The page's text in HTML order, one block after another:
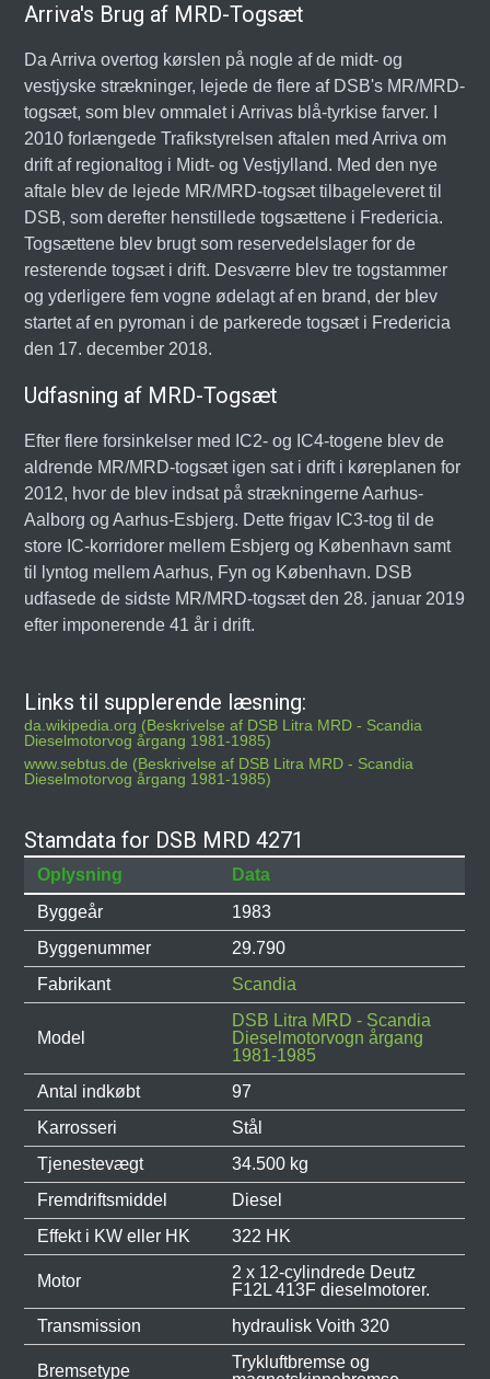
Arriva's Brug af MRD-Togsæt
Da Arriva overtog kørslen på nogle af de midt- og
vestjyske strækninger, lejede de flere af DSB's MR/MRD-
togsæt, som blev ommalet i Arrivas blå-tyrkise farver. I
2010 forlængede Trafikstyrelsen aftalen med Arriva om
drift af regionaltog i Midt- og Vestjylland. Med den nye
aftale blev de lejede MR/MRD-togsæt tilbageleveret til
DSB, som derefter henstillede togsættene i Fredericia.
Togsættene blev brugt som reservedelslager for de
resterende togsæt i drift. Desværre blev tre togstammer
og yderligere fem vogne ødelagt af en brand, der blev
startet af en pyroman i de parkerede togsæt i Fredericia
den 17. december 2018.
Udfasning af MRD-Togsæt
Efter flere forsinkelser med IC2- og IC4-togene blev de
aldrende MR/MRD-togsæt igen sat i drift i køreplanen for
2012, hvor de blev indsat på strækningerne Aarhus-
Aalborg og Aarhus-Esbjerg. Dette frigav IC3-tog til de
store IC-korridorer mellem Esbjerg og København samt
til lyntog mellem Aarhus, Fyn og København. DSB
udfasede de sidste MR/MRD-togsæt den 28. januar 2019
efter imponerende 41 år i drift.
Links til supplerende læsning:
da.wikipedia.org (Beskrivelse af DSB Litra MRD - Scandia
Dieselmotorvog årgang 1981-1985)
www.sebtus.de (Beskrivelse af DSB Litra MRD - Scandia
Dieselmotorvog årgang 1981-1985)
Stamdata for DSB MRD 4271
Oplysning
Data
Byggeår
1983
Byggenummer
29.790
Fabrikant
Scandia
Model
DSB Litra MRD - Scandia
Dieselmotorvogn årgang
1981-1985
Antal indkøbt
97
Karrosseri
Stål
Tjenestevægt
34.500 kg
Fremdriftsmiddel
Diesel
Effekt i KW eller HK
322 HK
Motor
2 x 12-cylindrede Deutz
F12L 413F dieselmotorer.
Transmission
hydraulisk Voith 320
Bremsetype
Trykluftbremse og